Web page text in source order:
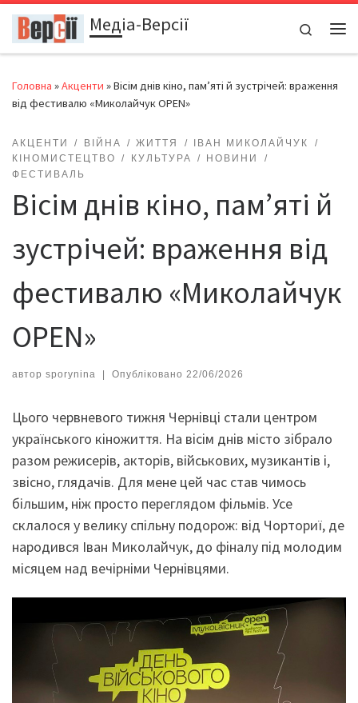
Перейти до вмістуМедіа-Версії
Search
Головна »Акценти »Вісім днів кіно, пам’яті й зустрічей: враження
від фестивалю «Миколайчук OPEN»
АКЦЕНТИ ВІЙНА ЖИТТЯ
ІВАН МИКОЛАЙЧУК
КІНОМИСТЕЦТВО
КУЛЬТУРА
НОВИНИ
ФЕСТИВАЛЬ
Вісім днів кіно, пам’яті й
зустрічей: враження від
фестивалю «Миколайчук
OPEN»
автор sporynina Опубліковано 22/06/2026
Цього червневого тижня Чернівці стали центром
українського кіножиття. На вісім днів місто зібрало
разом режисерів, акторів, військових, музикантів і,
звісно, глядачів. Для мене цей час став чимось
більшим, ніж просто переглядом фільмів. Усе
склалося у велику спільну подорож: від Чорториї, де
народився Іван Миколайчук, до фіналу під молодим
місяцем над вечірніми Чернівцями.